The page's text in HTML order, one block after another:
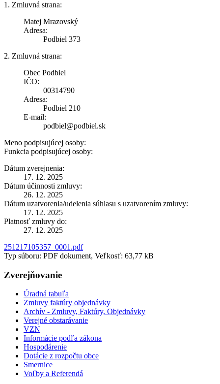
1. Zmluvná strana:
Matej Mrazovský
Adresa:
Podbiel 373
2. Zmluvná strana:
Obec Podbiel
IČO:
00314790
Adresa:
Podbiel 210
E-mail:
podbiel@podbiel.sk
Meno podpisujúcej osoby:
Funkcia podpisujúcej osoby:
Dátum zverejnenia:
17. 12. 2025
Dátum účinnosti zmluvy:
26. 12. 2025
Dátum uzatvorenia/udelenia súhlasu s uzatvorením zmluvy:
17. 12. 2025
Platnosť zmluvy do:
27. 12. 2025
251217105357_0001.pdf
Typ súboru: PDF dokument, Veľkosť: 63,77 kB
Zverejňovanie
Úradná tabuľa
Zmluvy faktúry objednávky
Archív - Zmluvy, Faktúry, Objednávky
Verejné obstarávanie
VZN
Informácie podľa zákona
Hospodárenie
Dotácie z rozpočtu obce
Smernice
Voľby a Referendá